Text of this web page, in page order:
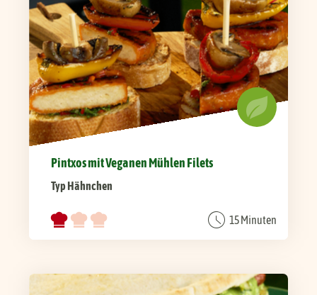
Pintxos mit Veganen Mühlen Filets
Typ Hähnchen
15 Minuten